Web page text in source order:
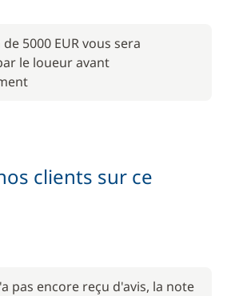
5000 EUR vous sera
le loueur avant
clients sur ce
pas encore reçu d'avis, la note